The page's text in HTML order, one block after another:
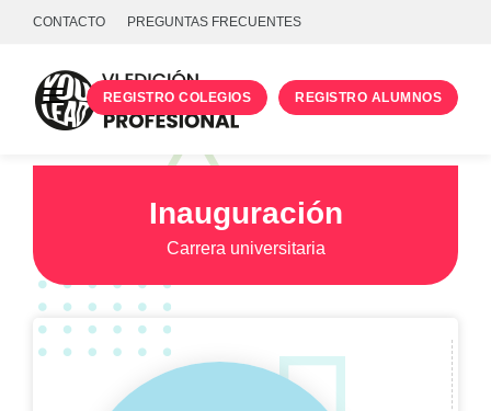
CONTACTO PREGUNTAS FRECUENTES
REGISTRO COLEGIOS REGISTRO ALUMNOS
UNIVERSIDADES
INICIA SESIÓN
Inauguración
Carrera universitaria